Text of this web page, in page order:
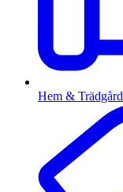
Hem & Trädgård